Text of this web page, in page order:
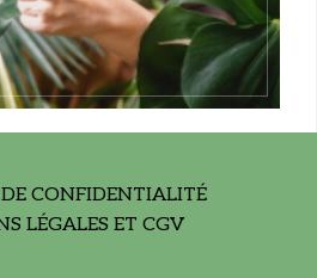
CONFIDENTIALITÉ
LÉGALES ET CGV